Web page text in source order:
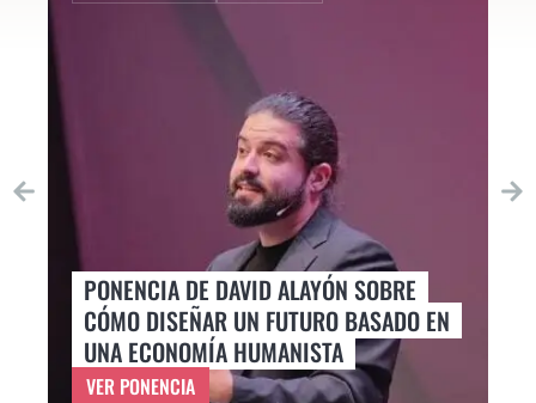
PONENCIA DE DAVID ALAYÓN SOBRE
CÓMO DISEÑAR UN FUTURO BASADO EN
UNA ECONOMÍA HUMANISTA
VER PONENCIA